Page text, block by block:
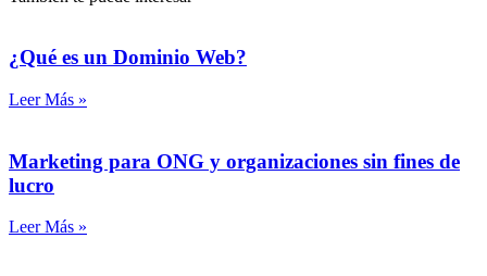
¿Qué es un Dominio Web?
Leer Más »
Marketing para ONG y organizaciones sin fines de
lucro
Leer Más »